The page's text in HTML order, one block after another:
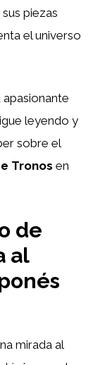
piezas
el universo
leyendo y
sobre el
Tronos en
de
al
mirada al